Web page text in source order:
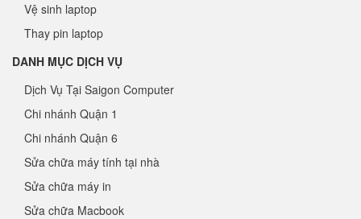
Vệ sinh laptop
Thay pin laptop
DANH MỤC DỊCH VỤ
Dịch Vụ Tại Saigon Computer
Chi nhánh Quận 1
Chi nhánh Quận 6
Sửa chữa máy tính tại nhà
Sửa chữa máy in
Sửa chữa Macbook